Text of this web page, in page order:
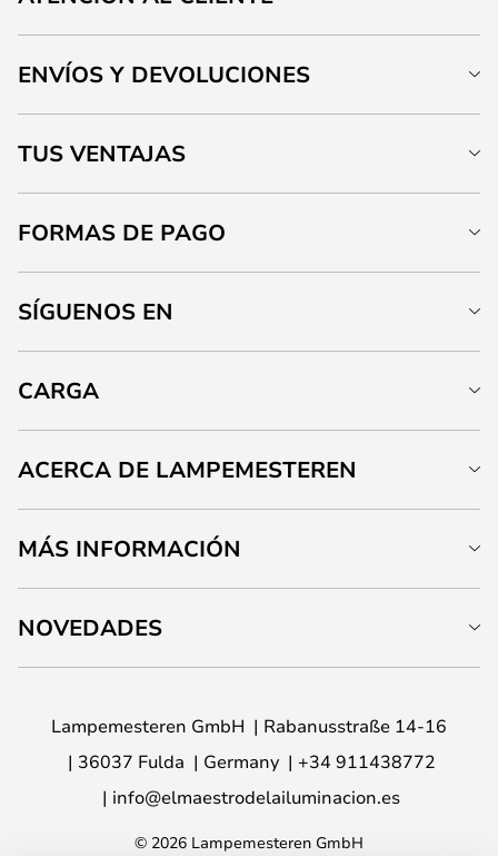
ENVÍOS Y DEVOLUCIONES
TUS VENTAJAS
FORMAS DE PAGO
SÍGUENOS EN
CARGA
ACERCA DE LAMPEMESTEREN
MÁS INFORMACIÓN
NOVEDADES
Lampemesteren GmbH
Rabanusstraße 14-16
36037 Fulda
Germany
+34 911438772
info@elmaestrodelailuminacion.es
© 2026 Lampemesteren GmbH